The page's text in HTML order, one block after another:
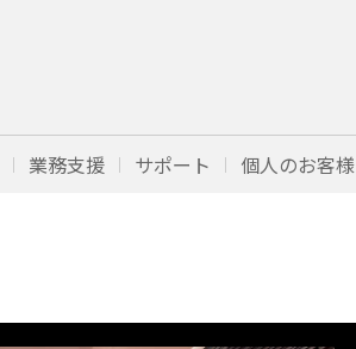
業務支援 サポート 個人のお客様